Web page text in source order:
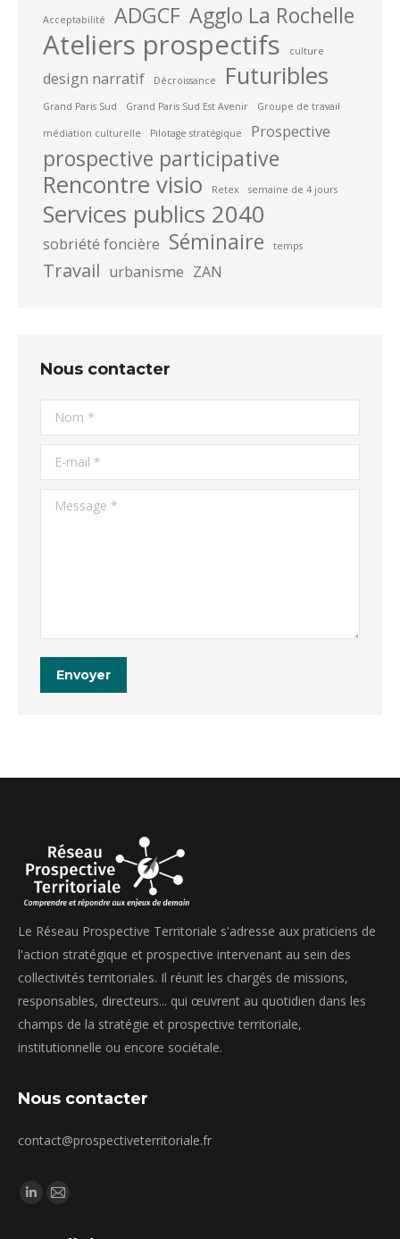
Acceptabilité ADGCF Agglo La Rochelle
Ateliers prospectifs culture
design narratif Décroissance Futuribles
Grand Paris Sud Grand Paris Sud Est Avenir Groupe de travail
médiation culturelle Pilotage stratégique Prospective
prospective participative
Rencontre visio Retex semaine de 4 jours
Services publics 2040
sobriété foncière Séminaire temps
Travail urbanisme ZAN
Nous contacter
Nom *
E-mail *
Message *
Envoyer
Le Réseau Prospective Territoriale s'adresse aux praticiens de
l'action stratégique et prospective intervenant au sein des
collectivités territoriales. Il réunit les chargés de missions,
responsables, directeurs... qui œuvrent au quotidien dans les
champs de la stratégie et prospective territoriale,
institutionnelle ou encore sociétale.
Nous contacter
contact@prospectiveterritoriale.fr
Trouvez nous sur :
La
La